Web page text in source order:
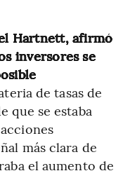
Hartnett, afirmó
inversores se
de tasas de
que se estaba
más clara de
el aumento de